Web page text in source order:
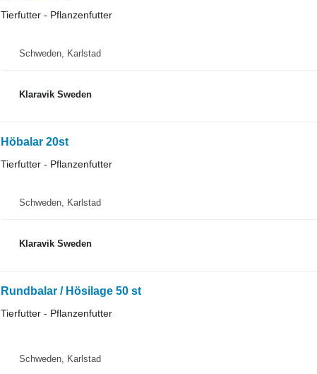
Tierfutter - Pflanzenfutter
Schweden, Karlstad
Klaravik Sweden
Höbalar 20st
Tierfutter - Pflanzenfutter
Schweden, Karlstad
Klaravik Sweden
Rundbalar / Hösilage 50 st
Tierfutter - Pflanzenfutter
Schweden, Karlstad